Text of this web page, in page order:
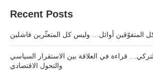
Recent Posts
المتفوّقين أوائل… وليس كل المتعثّرين فاشلين
قراءة في العلاقة بين الاستقرار السياسي
والتحول الاقتصادي